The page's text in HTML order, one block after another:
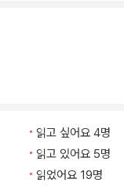
길을 혼자 힘차게
뿌- 뿌--/ 뿌- 뿌--”
거를 타는 할머니는
마다 큰소리를 친다
읽고 싶어요 4명
읽고 있어요 5명
읽었어요 19명